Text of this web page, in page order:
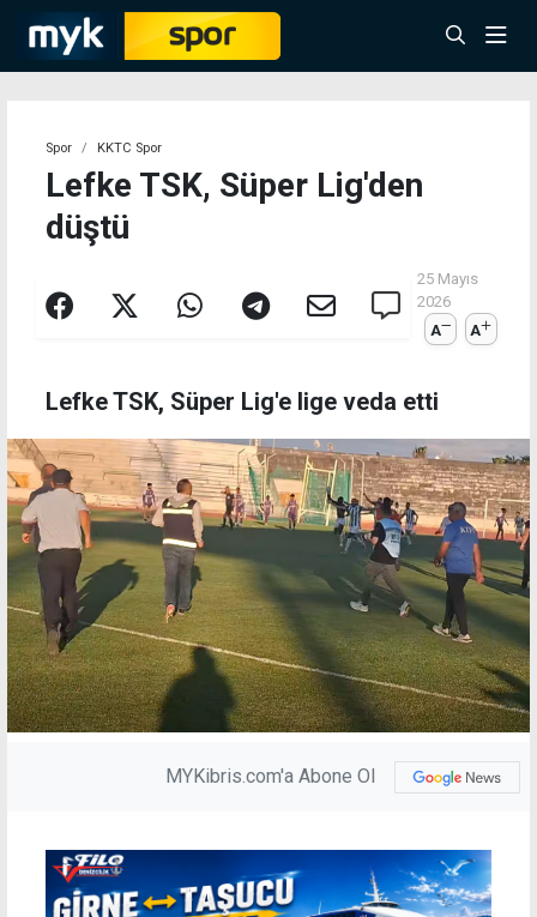
Spor KKTC Spor
Lefke TSK, Süper Lig'den
düştü
25 Mayıs
2026
A
A
Lefke TSK, Süper Lig'e lige veda etti
MYKibris.com'a Abone Ol